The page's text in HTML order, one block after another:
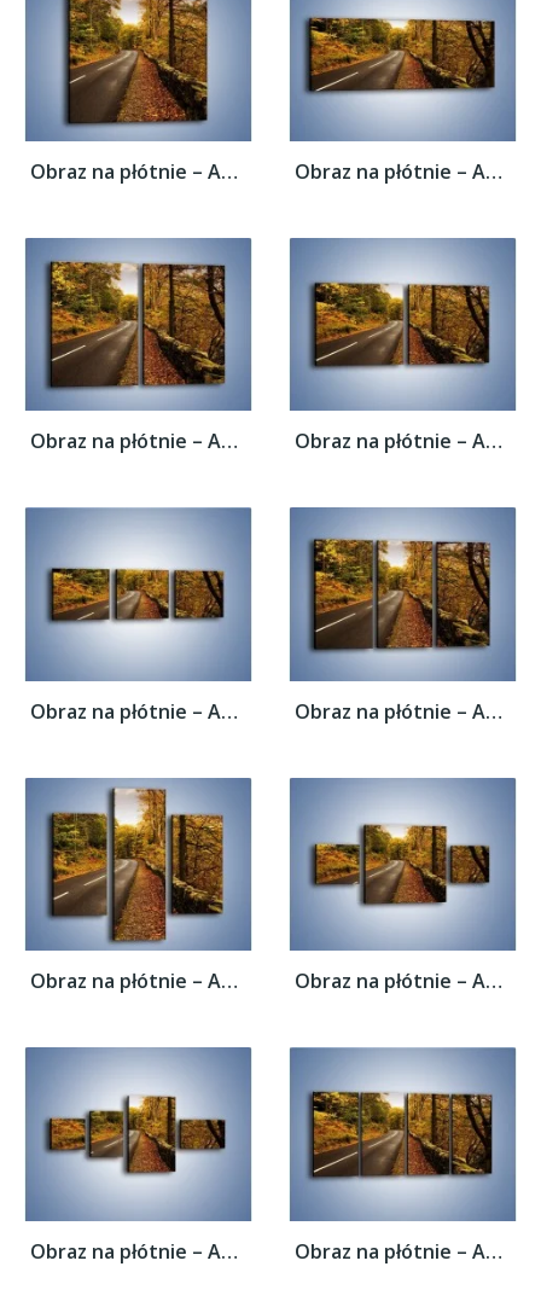
Obraz na płótnie – Asfaltową droga przez... Obraz na płótnie – Asfaltową droga przez...
Obraz na płótnie – Asfaltową droga przez... Obraz na płótnie – Asfaltową droga przez...
Obraz na płótnie – Asfaltową droga przez... Obraz na płótnie – Asfaltową droga przez...
Obraz na płótnie – Asfaltową droga przez... Obraz na płótnie – Asfaltową droga przez...
Obraz na płótnie – Asfaltową droga przez... Obraz na płótnie – Asfaltową droga przez...